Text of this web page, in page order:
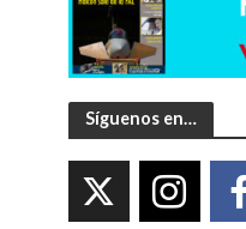
Síguenos en…